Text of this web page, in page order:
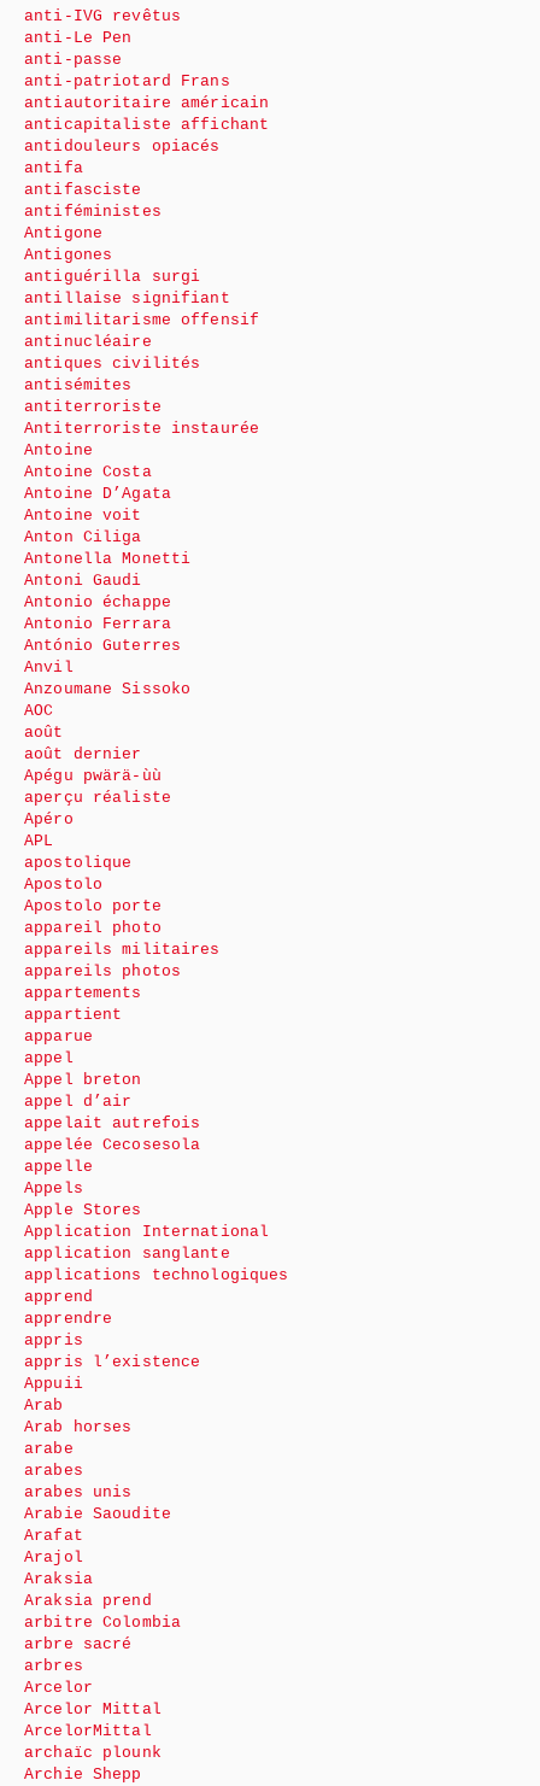
anti-IVG revêtus
anti-Le Pen
anti-passe
anti-patriotard Frans
antiautoritaire américain
anticapitaliste affichant
antidouleurs opiacés
antifa
antifasciste
antiféministes
Antigone
Antigones
antiguérilla surgi
antillaise signifiant
antimilitarisme offensif
antinucléaire
antiques civilités
antisémites
antiterroriste
Antiterroriste instaurée
Antoine
Antoine Costa
Antoine D’Agata
Antoine voit
Anton Ciliga
Antonella Monetti
Antoni Gaudi
Antonio échappe
Antonio Ferrara
António Guterres
Anvil
Anzoumane Sissoko
AOC
août
août dernier
Apégu pwärä-ùù
aperçu réaliste
Apéro
APL
apostolique
Apostolo
Apostolo porte
appareil photo
appareils militaires
appareils photos
appartements
appartient
apparue
appel
Appel breton
appel d’air
appelait autrefois
appelée Cecosesola
appelle
Appels
Apple Stores
Application International
application sanglante
applications technologiques
apprend
apprendre
appris
appris l’existence
Appuii
Arab
Arab horses
arabe
arabes
arabes unis
Arabie Saoudite
Arafat
Arajol
Araksia
Araksia prend
arbitre Colombia
arbre sacré
arbres
Arcelor
Arcelor Mittal
ArcelorMittal
archaïc plounk
Archie Shepp